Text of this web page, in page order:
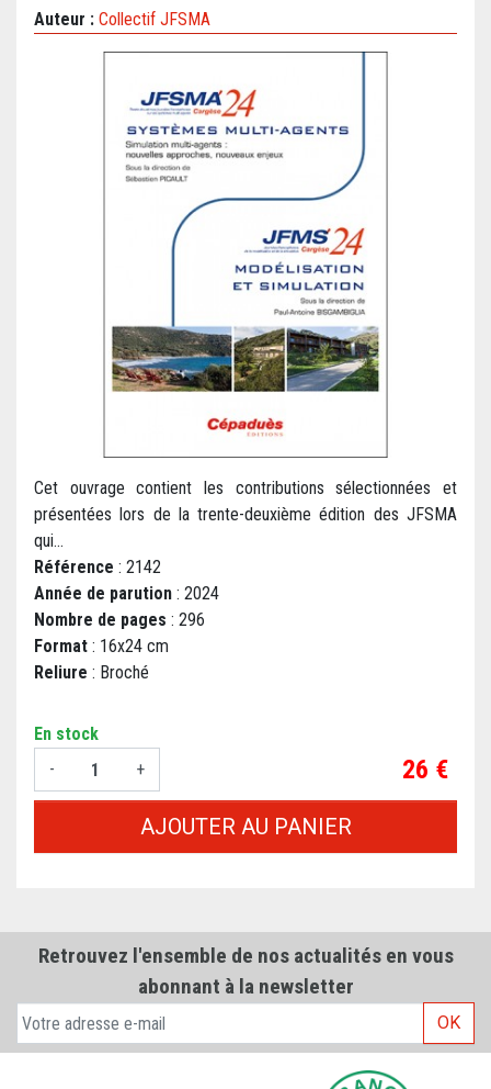
Auteur : Collectif JFSMA
Cet ouvrage contient les contributions sélectionnées et
présentées lors de la trente-deuxième édition des JFSMA
qui...
Référence : 2142
Année de parution : 2024
Nombre de pages : 296
Format : 16x24 cm
Reliure : Broché
En stock
-
+ Prix
26 €
AJOUTER AU PANIER
Retrouvez l'ensemble de nos actualités en vous
abonnant à la newsletter
OK